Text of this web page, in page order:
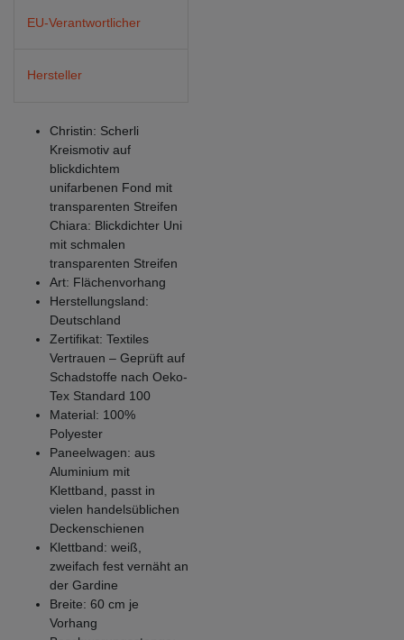
EU-Verantwortlicher
Hersteller
Christin: Scherli
Kreismotiv auf
blickdichtem
unifarbenen Fond mit
transparenten Streifen
Chiara: Blickdichter Uni
mit schmalen
transparenten Streifen
Art: Flächenvorhang
Herstellungsland:
Deutschland
Zertifikat: Textiles
Vertrauen – Geprüft auf
Schadstoffe nach Oeko-
Tex Standard 100
Material: 100%
Polyester
Paneelwagen: aus
Aluminium mit
Klettband, passt in
vielen handelsüblichen
Deckenschienen
Klettband: weiß,
zweifach fest vernäht an
der Gardine
Breite: 60 cm je
Vorhang